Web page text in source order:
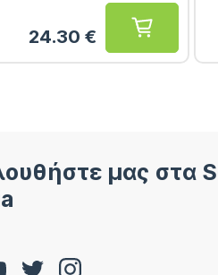
24.30€
μας στα